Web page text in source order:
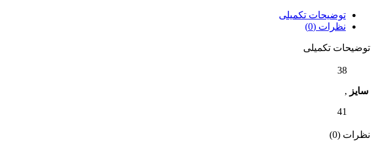
توضیحات تکمیلی
نظرات (0)
توضیحات تکمیلی
سایز
38
,
41
نظرات (0)